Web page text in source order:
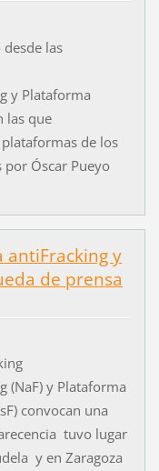
las
y Plataforma
las que
de los
Óscar Pueyo
antiFracking y
de prensa
(NaF) y Plataforma
convocan una
tuvo lugar
y en Zaragoza